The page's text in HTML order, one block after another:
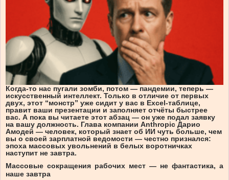
Когда-то нас пугали зомби, потом — пандемии, теперь —
искусственный интеллект. Только в отличие от первых
двух, этот “монстр” уже сидит у вас в Excel-таблице,
правит ваши презентации и заполняет отчёты быстрее
вас. А пока вы читаете этот абзац — он уже подал заявку
на вашу должность. Глава компании Anthropic Дарио
Амодей — человек, который знает об ИИ чуть больше, чем
вы о своей зарплатной ведомости — честно признался:
эпоха массовых увольнений в белых воротничках
наступит не завтра.
Массовые сокращения рабочих мест — не фантастика, а
наше завтра